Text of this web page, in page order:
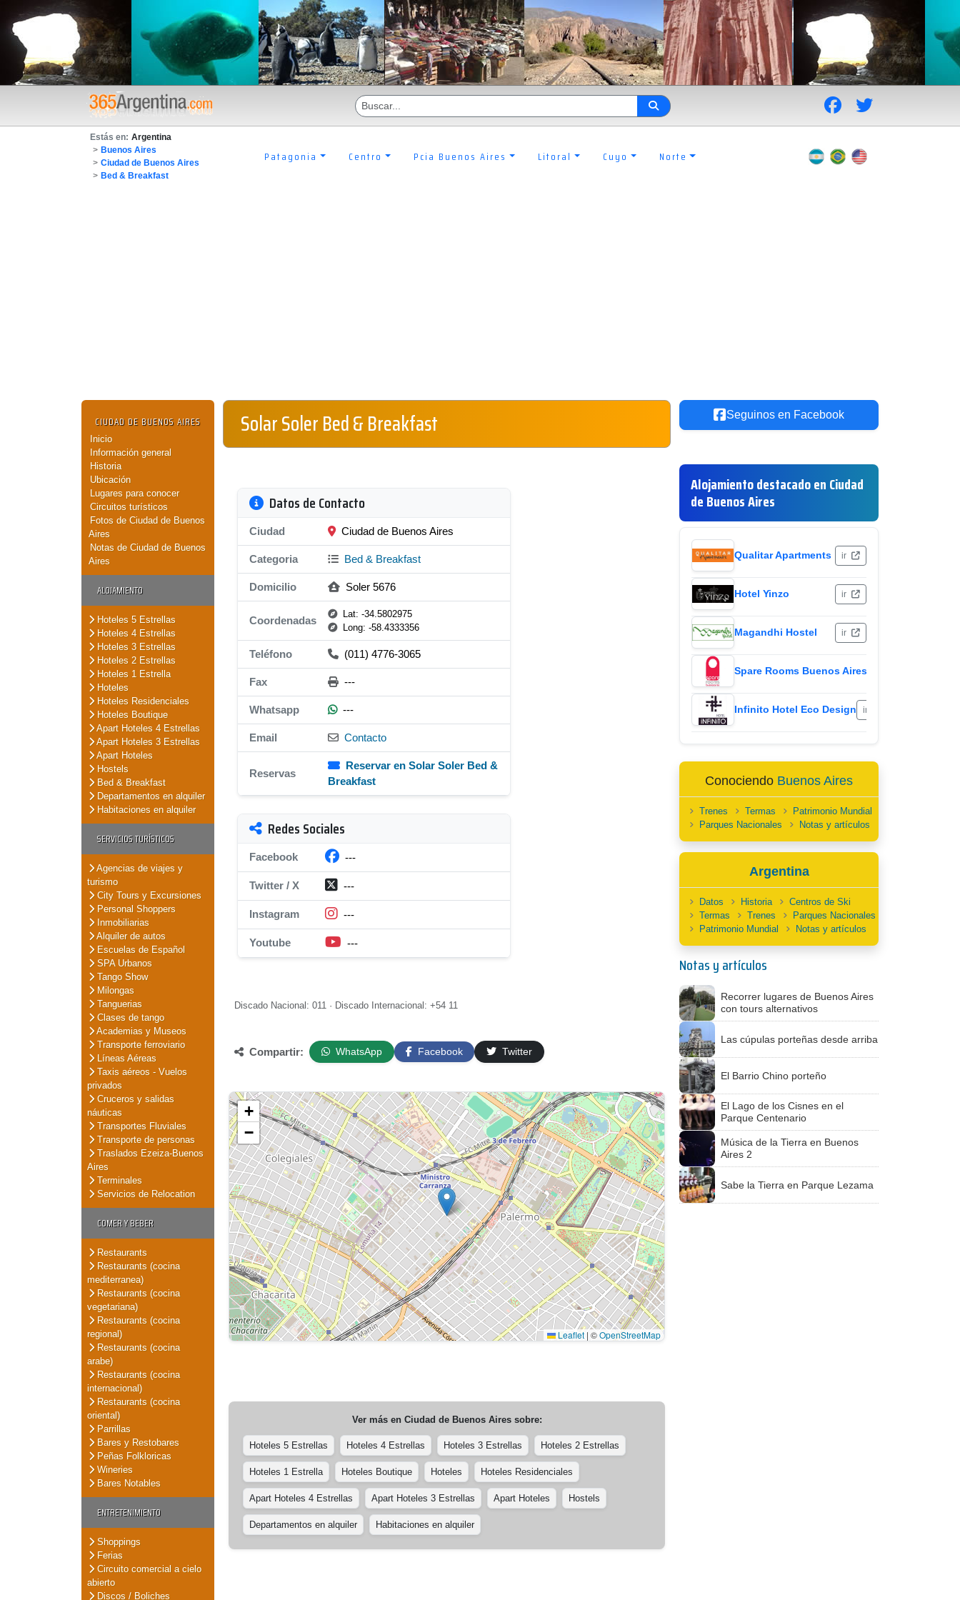
Estás en: Argentina
> Buenos Aires
> Ciudad de Buenos Aires
> Bed & Breakfast
Patagonia Centro Pcia Buenos Aires Litoral Cuyo Norte
CIUDAD DE BUENOS AIRES
Inicio
Información general
Historia
Ubicación
Lugares para conocer
Circuitos turísticos
Fotos de Ciudad de Buenos
Aires
Notas de Ciudad de Buenos
Aires
ALOJAMIENTO
Hoteles 5 Estrellas
Hoteles 4 Estrellas
Hoteles 3 Estrellas
Hoteles 2 Estrellas
Hoteles 1 Estrella
Hoteles
Hoteles Residenciales
Hoteles Boutique
Apart Hoteles 4 Estrellas
Apart Hoteles 3 Estrellas
Apart Hoteles
Hostels
Bed & Breakfast
Departamentos en alquiler
Habitaciones en alquiler
SERVICIOS TURÍSTICOS
Agencias de viajes y
turismo
City Tours y Excursiones
Personal Shoppers
Inmobiliarias
Alquiler de autos
Escuelas de Español
SPA Urbanos
Tango Show
Milongas
Tanguerias
Clases de tango
Academias y Museos
Transporte ferroviario
Líneas Aéreas
Taxis aéreos - Vuelos
privados
Cruceros y salidas
náuticas
Transportes Fluviales
Transporte de personas
Traslados Ezeiza-Buenos
Aires
Terminales
Servicios de Relocation
COMER Y BEBER
Restaurants
Restaurants (cocina
mediterranea)
Restaurants (cocina
vegetariana)
Restaurants (cocina
regional)
Restaurants (cocina
arabe)
Restaurants (cocina
internacional)
Restaurants (cocina
oriental)
Parrillas
Bares y Restobares
Peñas Folkloricas
Wineries
Bares Notables
ENTRETENIMIENTO
Shoppings
Ferias
Circuito comercial a cielo
abierto
Discos / Boliches
Solar Soler Bed & Breakfast
Datos de Contacto
Ciudad Ciudad de Buenos Aires
Categoria Bed & Breakfast
Domicilio Soler 5676
Coordenadas
Lat: -34.5802975
Long: -58.4333356
Teléfono (011) 4776-3065
Fax ---
Whatsapp ---
Email Contacto
Reservas
Reservar en Solar Soler Bed &
Breakfast
Redes Sociales
Facebook ---
Twitter / X ---
Instagram ---
Youtube ---
Discado Nacional: 011 · Discado Internacional: +54 11
Compartir: WhatsApp Facebook Twitter
+
−
Leaflet | ©OpenStreetMap
Ver más en Ciudad de Buenos Airessobre:
Hoteles 5 Estrellas Hoteles 4 Estrellas Hoteles 3 Estrellas Hoteles 2 Estrellas
Hoteles 1 Estrella Hoteles Boutique Hoteles Hoteles Residenciales
Apart Hoteles 4 Estrellas Apart Hoteles 3 Estrellas Apart Hoteles Hostels
Departamentos en alquiler Habitaciones en alquiler
Seguinos en Facebook
Alojamiento destacado en Ciudad
de Buenos Aires
Qualitar Apartments ir
Hotel Yinzo ir
Magandhi Hostel ir
Spare Rooms Buenos Aires
Infinito Hotel Eco Design ir
Conociendo Buenos Aires
Trenes Termas
Patrimonio Mundial
Parques Nacionales
Notas y artículos
Argentina
Datos Historia
Centros de Ski
Termas
Trenes
Parques Nacionales
Patrimonio Mundial
Notas y artículos
Notas y artículos
Recorrer lugares de Buenos Aires
con tours alternativos
Las cúpulas porteñas desde arriba
El Barrio Chino porteño
El Lago de los Cisnes en el
Parque Centenario
Música de la Tierra en Buenos
Aires 2
Sabe la Tierra en Parque Lezama